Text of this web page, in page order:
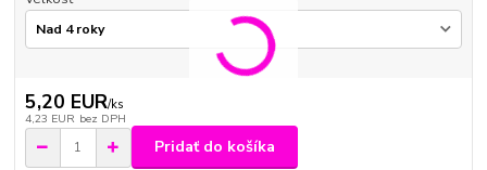
5,20 EUR/ks
4,23 EUR bez DPH
Pridať do košíka